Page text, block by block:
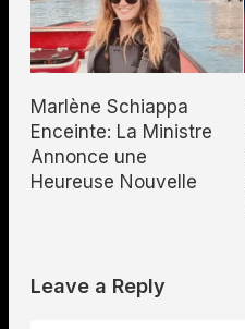
Marlène Schiappa
Enceinte: La Ministre
Annonce une
Heureuse Nouvelle
Leave a Reply